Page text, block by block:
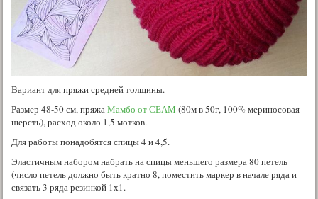
Вариант для пряжи средней толщины.
Размер 48-50 см, пряжаМамбо от СЕАМ (80м в 50г, 100% мериносовая
шерсть), расход около 1,5 мотков.
Для работы понадобятся спицы 4 и 4,5.
Эластичным набором набрать на спицы меньшего размера 80 петель
(число петель должно быть кратно 8, поместить маркер в начале ряда и
связать 3 ряда резинкой 1х1.